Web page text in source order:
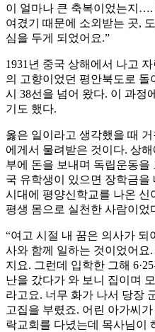
이 얼마나 큰 축복이었는지
여겼기 때문에 소외받는 곳,
심을 두게 되었어요.”
1931년 중국 상해에서 나고
의 고향이었던 평안북도로
시 38선을 넘어 왔다. 이 과정
기도 했다.
옳은 일이라고 생각했을 때
에게서 물려받은 것이다. 상
부에 돈을 보내며 독립운동
국 유학생이 있으면 장학금을
시대에 평양신학교를 나온
평생 몸으로 실천한 사람이었
“여고 시절 내 꿈은 의사가
사와 함께 일하는 것이었어요
지요. 그런데 입학한 그해
난을 갔다가 와 보니 집이며
라고요. 너무 화가 나서 당장
고집을 부렸죠. 어린 아가씨
락교회를 다녔는데 목사님이